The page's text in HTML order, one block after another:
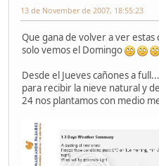
13 de November de 2007, 18:55:23
Que gana de volver a ver estas
solo vemos el Domingo
Desde el Jueves cañones a
para recibir la nieve natural y
24 nos plantamos con medio